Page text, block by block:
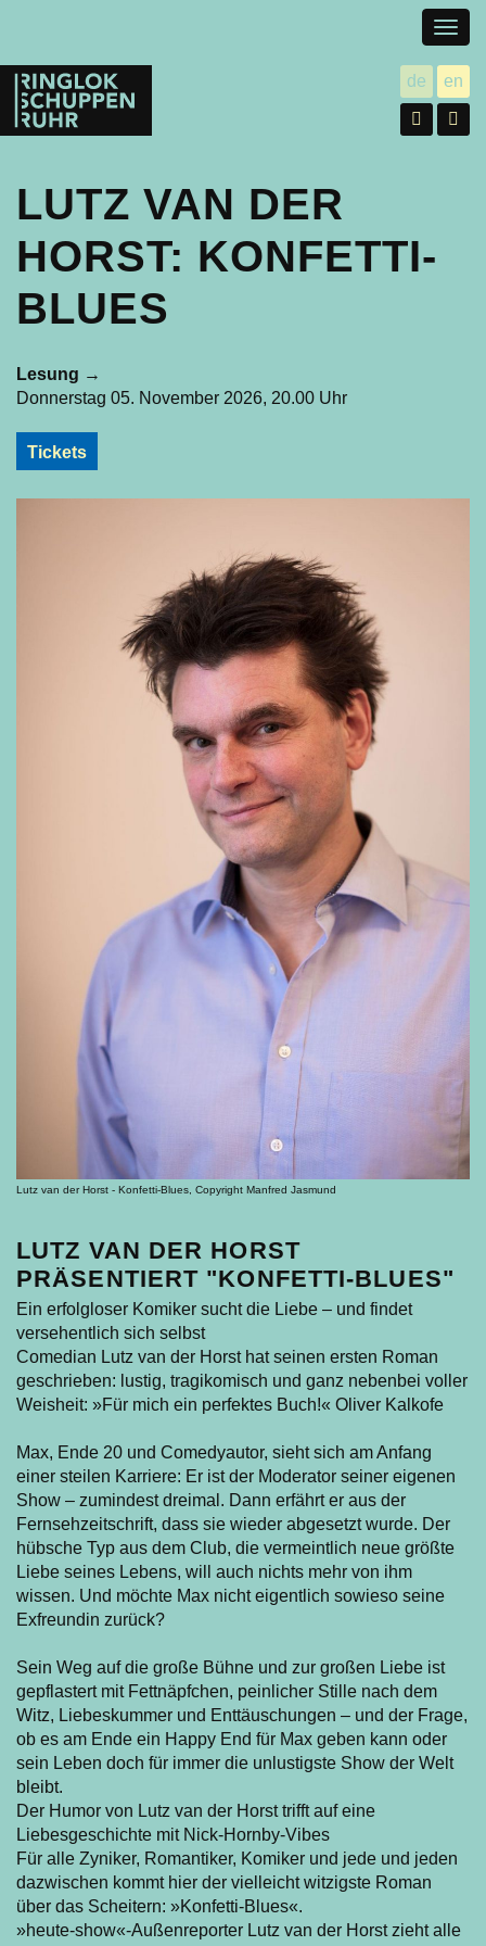
Ringlokschuppen
Ruhr
de utsch
en
LUTZ VAN DER
HORST: KONFETTI-
BLUES
Lesung →
Donnerstag 05. November 2026, 20.00 Uhr
Tickets
Lutz van der Horst - Konfetti-Blues, Copyright Manfred Jasmund
LUTZ VAN DER HORST
PRÄSENTIERT "KONFETTI-BLUES"
Ein erfolgloser Komiker sucht die Liebe – und findet
versehentlich sich selbst
Comedian Lutz van der Horst hat seinen ersten Roman
geschrieben: lustig, tragikomisch und ganz nebenbei voller
Weisheit: »Für mich ein perfektes Buch!« Oliver Kalkofe
Max, Ende 20 und Comedyautor, sieht sich am Anfang
einer steilen Karriere: Er ist der Moderator seiner eigenen
Show – zumindest dreimal. Dann erfährt er aus der
Fernsehzeitschrift, dass sie wieder abgesetzt wurde. Der
hübsche Typ aus dem Club, die vermeintlich neue größte
Liebe seines Lebens, will auch nichts mehr von ihm
wissen. Und möchte Max nicht eigentlich sowieso seine
Exfreundin zurück?
Sein Weg auf die große Bühne und zur großen Liebe ist
gepflastert mit Fettnäpfchen, peinlicher Stille nach dem
Witz, Liebeskummer und Enttäuschungen – und der Frage,
ob es am Ende ein Happy End für Max geben kann oder
sein Leben doch für immer die unlustigste Show der Welt
bleibt.
Der Humor von Lutz van der Horst trifft auf eine
Liebesgeschichte mit Nick-Hornby-Vibes
Für alle Zyniker, Romantiker, Komiker und jede und jeden
dazwischen kommt hier der vielleicht witzigste Roman
über das Scheitern: »Konfetti-Blues«.
»heute-show«-Außenreporter Lutz van der Horst zieht alle